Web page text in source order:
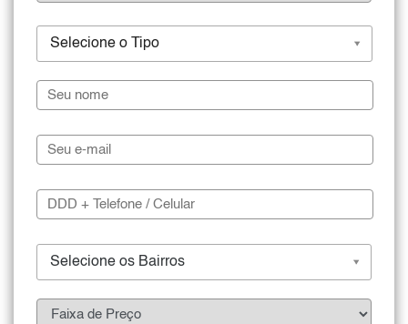
Selecione o Tipo
Selecione os Bairros